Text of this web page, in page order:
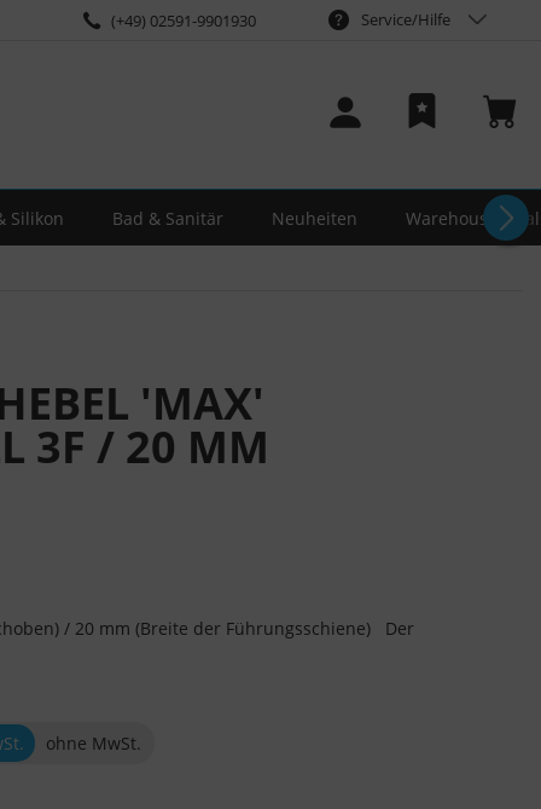
(+49) 02591-9901930 Service/Hilfe
Silikon Bad & Sanitär Neuheiten Warehouse-
'MAX'
3F / 20 MM
/ 20 mm (Breite der Führungsschiene) Der
ohne MwSt.